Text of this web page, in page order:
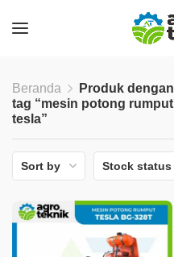
Beranda
Produk dengan
tag “mesin potong rumput
tesla”
Sort by Stock status